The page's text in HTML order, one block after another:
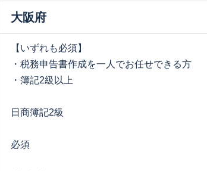
大阪府
【いずれも必須】
・税務申告書作成を一人でお任せできる方
・簿記2級以上
日商簿記2級
必須